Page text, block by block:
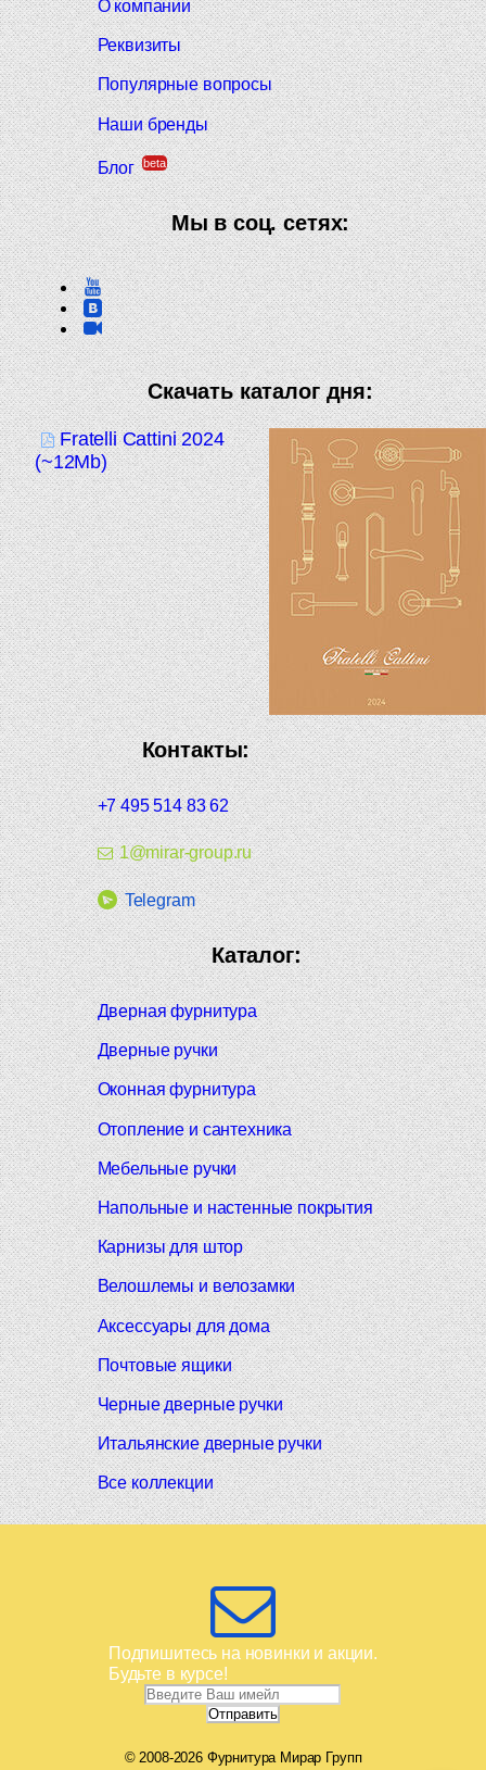
О компании
Реквизиты
Популярные вопросы
Наши бренды
Блог beta
Мы в соц. сетях:
Скачать каталог дня:
Fratelli Cattini 2024
(~12Mb)
Контакты:
+7 495 514 83 62
1@mirar-group.ru
Telegram
Каталог:
Дверная фурнитура
Дверные ручки
Оконная фурнитура
Отопление и сантехника
Мебельные ручки
Напольные и настенные покрытия
Карнизы для штор
Велошлемы и велозамки
Аксессуары для дома
Почтовые ящики
Черные дверные ручки
Итальянские дверные ручки
Все коллекции
Подпишитесь на новинки и акции.
Будьте в курсе!
© 2008-2026 Фурнитура Мирар Групп